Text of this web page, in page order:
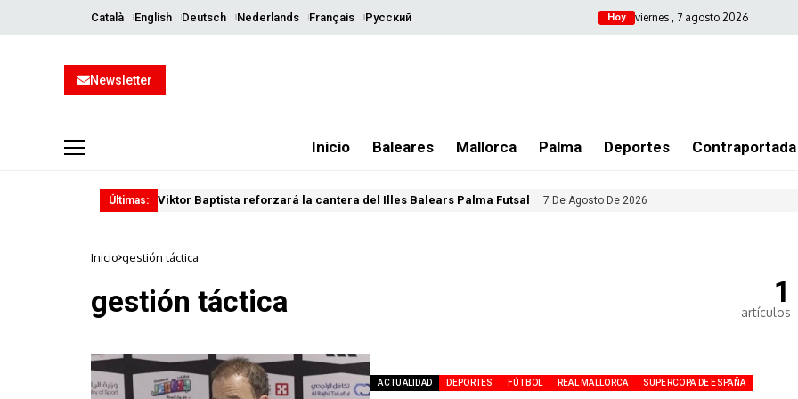
Català English Deutsch Nederlands Français Русский Hoy viernes , 7 agosto 2026
Newsletter
Inicio Baleares Mallorca Palma Deportes Contraportada
Últimas: Viktor Baptista reforzará la cantera del Illes Balears Palma Futsal 7 De Agosto De 2026
Inicio gestión táctica
gestión táctica 1
artículos
ACTUALIDAD DEPORTES FÚTBOL REAL MALLORCA SUPERCOPA DE ESPAÑA